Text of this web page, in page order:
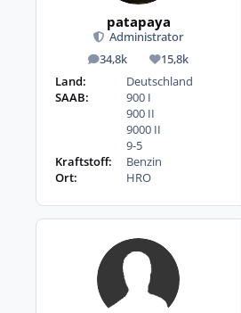
patapaya
Administrator
34,8k
Beiträge 15,8k
Reputation
Land:
Deutschland
SAAB:
900 I
900 II
9000 II
9-5
Kraftstoff:
Benzin
Ort:
HRO